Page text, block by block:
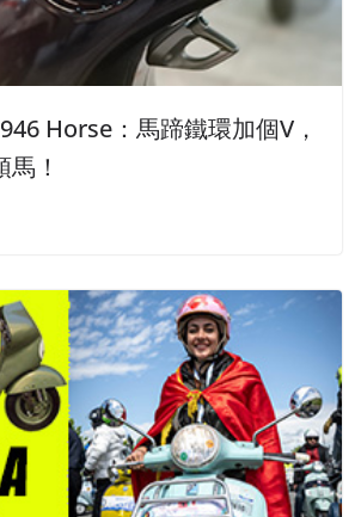
Horse：馬蹄鐵環加個V，
！